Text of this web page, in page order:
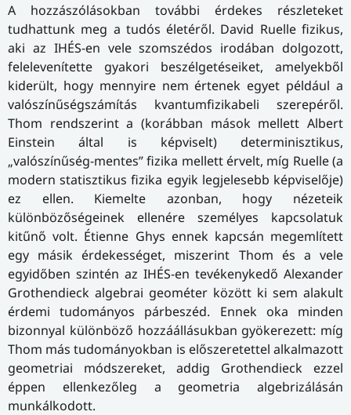
A hozzászólásokban további érdekes részleteket
tudhattunk meg a tudós életéről. David Ruelle fizikus,
aki az IHÉS-en vele szomszédos irodában dolgozott,
felelevenítette gyakori beszélgetéseiket, amelyekből
kiderült, hogy mennyire nem értenek egyet például a
valószínűségszámítás kvantumfizikabeli szerepéről.
Thom rendszerint a (korábban mások mellett Albert
Einstein által is képviselt) determinisztikus,
„valószínűség-mentes” fizika mellett érvelt, míg Ruelle (a
modern statisztikus fizika egyik legjelesebb képviselője)
ez ellen. Kiemelte azonban, hogy nézeteik
különbözőségeinek ellenére személyes kapcsolatuk
kitűnő volt. Étienne Ghys ennek kapcsán megemlített
egy másik érdekességet, miszerint Thom és a vele
egyidőben szintén az IHÉS-en tevékenykedő Alexander
Grothendieck algebrai geométer között ki sem alakult
érdemi tudományos párbeszéd. Ennek oka minden
bizonnyal különböző hozzáállásukban gyökerezett: míg
Thom más tudományokban is előszeretettel alkalmazott
geometriai módszereket, addig Grothendieck ezzel
éppen ellenkezőleg a geometria algebrizálásán
munkálkodott.